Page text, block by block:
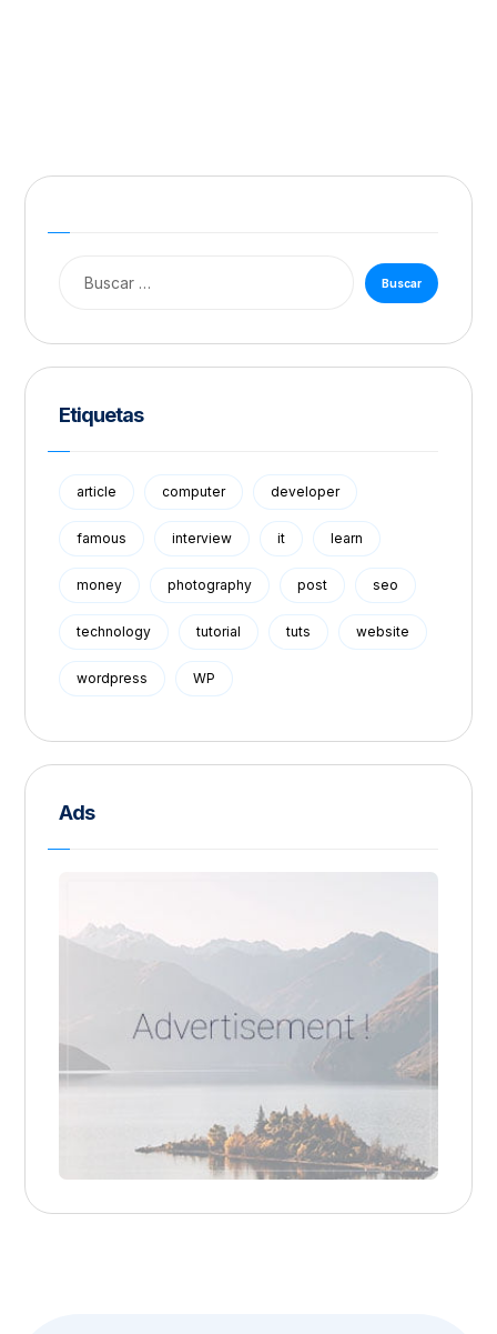
Etiquetas
article computer developer
famous interview it learn
money photography post seo
technology tutorial tuts website
wordpress WP
Ads